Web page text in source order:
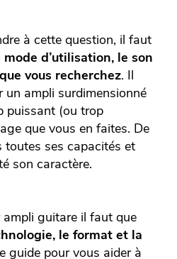
à cette question, il faut
d’utilisation, le son
vous recherchez. Il
un ampli surdimensionné
puissant (ou trop
que vous en faites. De
toutes ses capacités et
son caractère.
guitare il faut que
le format et la
guide pour vous aider à